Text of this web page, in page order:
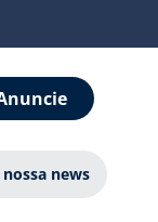
news